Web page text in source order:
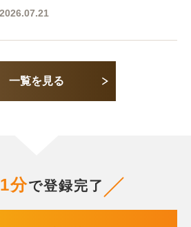
2026.07.21
一覧を見る
1分で登録完了